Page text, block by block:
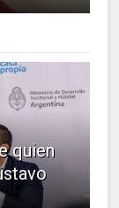
quien